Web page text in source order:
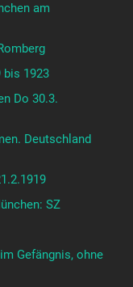
am
bis 1923
Do 30.3.
Deutschland
SZ
Gefängnis, ohne